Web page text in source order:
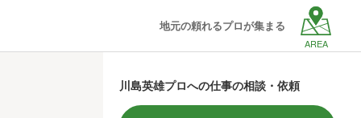
地元の頼れるプロが集まる
AREA
川島英雄プロへの仕事の相談・依頼